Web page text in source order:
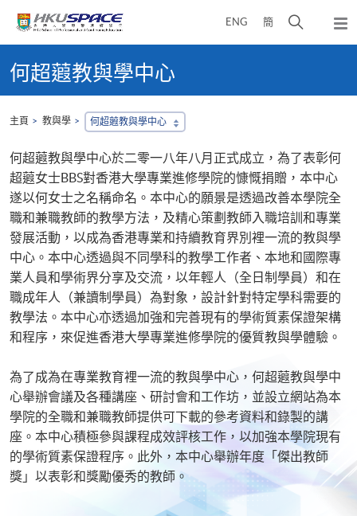
ENG 簡
開
彈
出
單
content
start何超蕸教與學中心
主頁 教與學 何超蕸教與學中心
何超蕸教與學中心於二零一八年八月正式成立，為了表彰何
超蕸女士BBS對香港大學專業進修學院的慷慨捐贈，本中心
遂以何女士之名稱命名。本中心的願景是透過改善本學院全
職和兼職教師的教學方法，及精心策劃教師入職培訓和專業
發展活動，以成為香港專業和持續教育界別裡一流的教與學
中心。本中心透過與不同學科的教學工作者、本地和國際專
業人員和學術界分享及交流，以年輕人（全日制學員）和在
職成年人（兼讀制學員）為對象，設計針對特定學科需要的
教學法。本中心亦透過加強和完善現有的學術質素保證架構
和程序，來促進香港大學專業進修學院的優質教與學體驗。
為了成為在專業教育裡一流的教與學中心，何超蕸教與學中
心舉辦會議及各種講座、研討會和工作坊，並設立網站為本
學院的全職和兼職教師提供可下載的參考資料和錄製的講
座。本中心積極參與課程成效評核工作，以加強本學院現有
的學術質素保證程序。此外，本中心舉辦年度「傑出教師
獎」以表彰和獎勵優秀的教師。